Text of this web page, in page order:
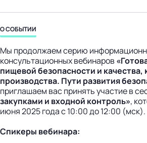
О СОБЫТИИ
Мы продолжаем серию
консультационных вебинаров
пищевой безопасности и качества,
производства. Пути развития
приглашаем вас принять участие в
закупками и входной контроль»,
июня 2025 года с 10:00 до 12:00 (мск).
Спикеры вебинара: